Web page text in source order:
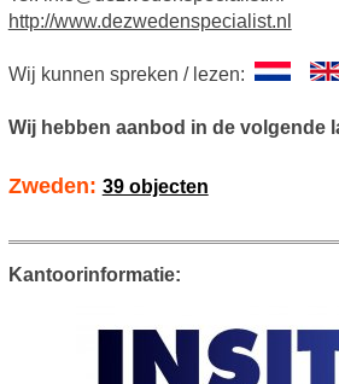
http://www.dezwedenspecialist.nl
Wij kunnen spreken / lezen:
Wij hebben aanbod in de volgende
Zweden: 39 objecten
Kantoorinformatie: